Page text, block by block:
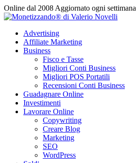
Vai
al
Online dal 2008 Aggiornato ogni settimana
Advertising
Affiliate Marketing
Business
Fisco e Tasse
Migliori Conti Business
Migliori POS Portatili
Recensioni Conti Business
Guadagnare Online
Investimenti
Lavorare Online
Copywriting
Creare Blog
Marketing
SEO
WordPress